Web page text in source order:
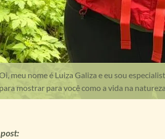
meu nome é Luiza Galiza e eu sou
para mostrar para você como a vida na